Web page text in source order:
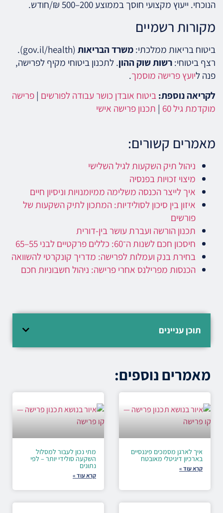
הנוכחי. ייעוץ מקצועי חוסך בממוצע 200–500 ₪/חודש.
מקורות רשמיים
ביטוח בריאות ממלכתי:משרד הבריאות
(gov.il/health).
רצף ביטוחי:רשות שוק ההון. לתכנון ביטוחי מקיף לפרישה,
פנה ליועץ פרישה מוסמך.
לקריאה נוספת:ביטוח אובדן כושר עבודה לפורשים |פרישה
מוקדמת גיל 60
| תכנון פרישה אישי
מאמרים קשורים:
ניהול תיק השקעות לגיל השלישי
מיצוי זכויות בפנסיה
איך לייצר הכנסה משלימה ממיומנויות וניסיון חיים
איזון בין סיכון לסולידיות: המתכון לתיק השקעות של
פורשים
תכנון הורשה ועברת עושר בין-דורית
חיסכון חכם לשנות ה־60: כללים פרקטיים לבני 55–65
בחירת בנק ועמלות לפרישה: מדריך קונקרטי להשוואה
הכנסות מפרילנס אחרי פרישה: ניהול חשבוניות חכם
תוכן עניינים
מאמרים נוספים:
איך לארגן מסמכים פיננסיים
בארכיון דיגיטלי מאובטח
קרא עוד »
מתי נכון לעבור למסלול
השקעה סולידי יותר – לפי
נתונים
קרא עוד »